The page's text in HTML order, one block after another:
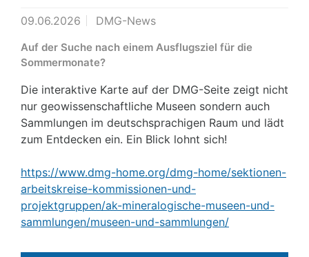
09.06.2026 DMG-News
Auf der Suche nach einem Ausflugsziel für die
Sommermonate?
Die interaktive Karte auf der DMG-Seite zeigt nicht
nur geowissenschaftliche Museen sondern auch
Sammlungen im deutschsprachigen Raum und lädt
zum Entdecken ein. Ein Blick lohnt sich!
https://www.dmg-home.org/dmg-home/sektionen-
arbeitskreise-kommissionen-und-
projektgruppen/ak-mineralogische-museen-und-
sammlungen/museen-und-sammlungen/